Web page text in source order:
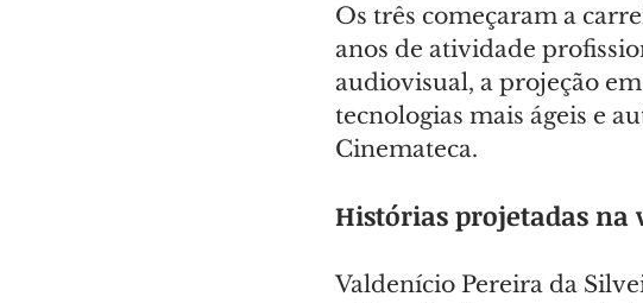
Os três começaram a
anos de atividade
audiovisual, a projeção
tecnologias mais ágeis e
Cinemateca.
Histórias projetadas na
Valdenício Pereira da